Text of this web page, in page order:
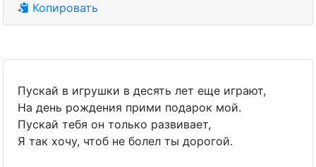
Копировать
Пускай в игрушки в десять лет еще играют,
На день рождения прими подарок мой.
Пускай тебя он только развивает,
Я так хочу, чтоб не болел ты дорогой.